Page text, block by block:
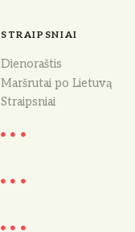
STRAIPSNIAI
Dienoraštis
Maršrutai po Lietuvą
Straipsniai